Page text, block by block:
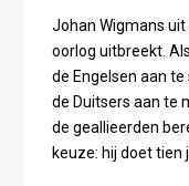
Johan Wigmans
oorlog uitbreekt.
de Engelsen aan
de Duitsers aan te
de geallieerden
keuze: hij doet tien